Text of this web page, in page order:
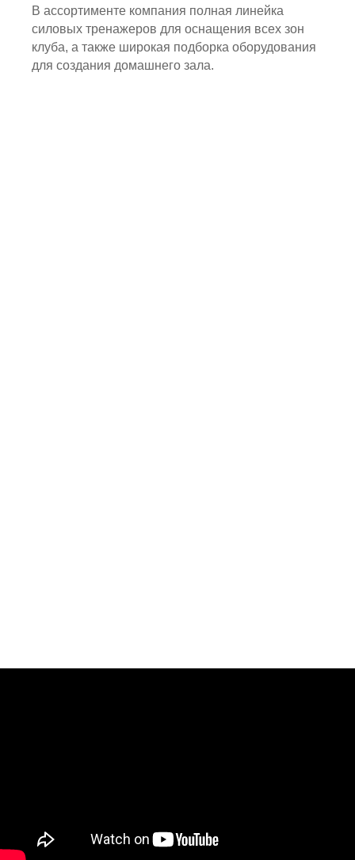
В ассортименте компания полная линейка
силовых тренажеров для оснащения всех зон
клуба, а также широкая подборка оборудования
для создания домашнего зала.